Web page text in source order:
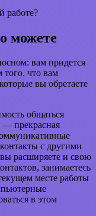
можете
вам придется
того, что вам
вы обретаете
общаться
— прекрасная
с другими
расширяете и свою
занимаетесь
месте работы
в этом